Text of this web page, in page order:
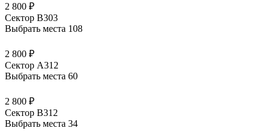
2 800 ₽
Сектор В303
Выбрать места 108
2 800 ₽
Сектор А312
Выбрать места 60
2 800 ₽
Сектор В312
Выбрать места 34